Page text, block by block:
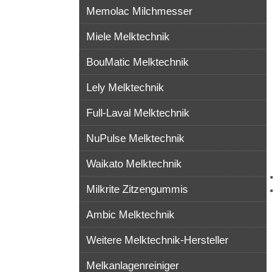
Memolac Milchmesser
Miele Melktechnik
BouMatic Melktechnik
Lely Melktechnik
Full-Laval Melktechnik
NuPulse Melktechnik
Waikato Melktechnik
Milkrite Zitzengummis
Ambic Melktechnik
Weitere Melktechnik-Hersteller
Melkanlagenreiniger